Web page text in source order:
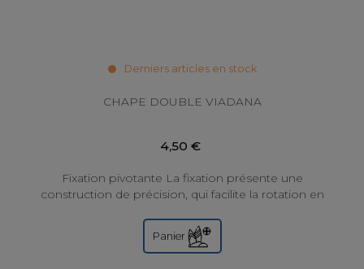
Derniers articles en stock
CHAPE DOUBLE VIADANA
4,50 €
Fixation pivotante La fixation présente une
construction de précision, qui facilite la rotation en
Panier